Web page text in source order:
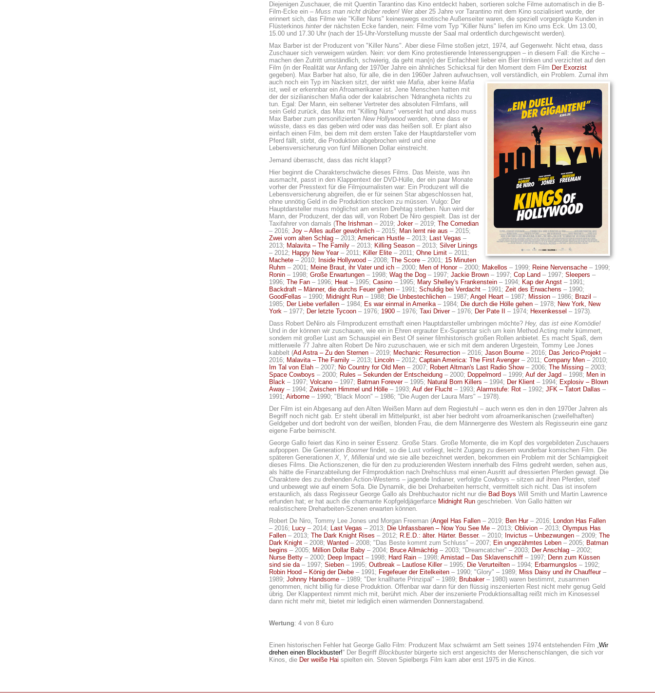
Diejenigen Zuschauer, die mit Quentin Tarantino das Kino entdeckt haben, sortieren solche Filme automatisch in die B-
Film-Ecke ein – Muss man nicht drüber reden! Wer aber 25 Jahre vor Tarantino mit dem Kino sozialisiert wurde, der
erinnert sich, das Filme wie "Killer Nuns" keineswegs exotische Außenseiter waren, die speziell vorgeprägte Kunden in
Flüsterkinos hinterder nächsten Ecke fanden, nein: Filme vom Typ "Killer Nuns" liefen im Kino ums Eck. Um 13.00,
15.00 und 17.30 Uhr (nach der 15-Uhr-Vorstellung musste der Saal mal ordentlich durchgewischt werden).
Max Barber ist der Produzent von "Killer Nuns". Aber diese Filme stoßen jetzt, 1974, auf Gegenwehr. Nicht etwa, dass
Zuschauer sich verweigern würden. Nein: vor dem Kino protestierende Interessengruppen – in diesem Fall: die Kirche –
machen den Zutritt umständlich, schwierig, da geht man(n) der Einfachheit lieber ein Bier trinken und verzichtet auf den
Film (in der Realität war Anfang der 1970er Jahre ein ähnliches Schicksal für den Moment dem Film Der Exorzist
gegeben). Max Barber hat also, für alle, die in den 1960er Jahren aufwuchsen, voll verständlich, ein Problem. Zumal ihm
auch noch ein Typ im Nacken sitzt, der wirkt wie Mafia, aber keine Mafia
ist, weil er erkennbar ein Afroamerikaner ist. Jene Menschen hatten mit
der der sizilianischen Mafia oder der kalabrischen ’Ndrangheta nichts zu
tun. Egal: Der Mann, ein seltener Vertreter des absoluten Filmfans, will
sein Geld zurück, das Max mit "Killing Nuns" versenkt hat und also muss
Max Barber zum personifizierten New Hollywoodwerden, ohne dass er
wüsste, dass es das geben wird oder was das heißen soll. Er plant also
einfach einen Film, bei dem mit dem ersten Take der Hauptdarsteller vom
Pferd fällt, stirbt, die Produktion abgebrochen wird und eine
Lebensversicherung von fünf Millionen Dollar einstreicht.
Jemand überrascht, dass das nicht klappt?
Hier beginnt die Charakterschwäche dieses Films. Das Meiste, was ihn
ausmacht, passt in den Klappentext der DVD-Hülle, der ein paar Monate
vorher der Presstext für die Filmjournalisten war: Ein Produzent will die
Lebensversicherung abgreifen, die er für seinen Star abgeschlossen hat,
ohne unnötig Geld in die Produktion stecken zu müssen. Vulgo: Der
Hauptdarsteller muss möglichst am ersten Drehtag sterben. Nun wird der
Mann, der Produzent, der das will, von Robert De Niro gespielt. Das ist der
Taxifahrer von damals (The Irishman – 2019; Joker– 2019; The Comedian
– 2016; Joy – Alles außer gewöhnlich – 2015; Man lernt nie aus – 2015;
Zwei vom alten Schlag – 2013; American Hustle – 2013; Last Vegas –
2013; Malavita – The Family – 2013; Killing Season – 2013; Silver Linings
– 2012; Happy New Year– 2011; Killer Elite – 2011; Ohne Limit – 2011;
Machete – 2010; Inside Hollywood – 2008; The Score – 2001; 15 Minuten
Ruhm – 2001; Meine Braut, ihr Vater und ich – 2000; Men of Honor– 2000; Makellos – 1999; Reine Nervensache – 1999;
Ronin – 1998; Große Erwartungen – 1998; Wag the Dog – 1997; Jackie Brown – 1997; Cop Land – 1997; Sleepers –
1996; The Fan – 1996; Heat – 1995; Casino – 1995; Mary Shelley's Frankenstein – 1994; Kap der Angst – 1991;
Backdraft – Männer, die durchs Feuer gehen – 1991; Schuldig bei Verdacht – 1991; Zeit des Erwachens – 1990;
GoodFellas – 1990; Midnight Run – 1988; Die Unbestechlichen – 1987; Angel Heart – 1987; Mission – 1986; Brazil –
1985; Der Liebe verfallen – 1984; Es war einmal in Amerika– 1984; Die durch die Hölle gehen – 1978; New York, New
York – 1977; Der letzte Tycoon – 1976; 1900 – 1976; Taxi Driver– 1976; Der Pate II – 1974; Hexenkessel – 1973).
Dass Robert DeNiro als Filmproduzent ernsthaft einen Hauptdarsteller umbringen möchte? Hey, das ist eine Komödie!
Und in der können wir zuschauen, wie ein in Ehren ergrauter Ex-Superstar sich um kein Method Acting mehr kümmert,
sondern mit großer Lust am Schauspiel ein Best Of seiner filmhistorisch großen Rollen anbietet. Es macht Spaß, dem
mittlerweile 77 Jahre alten Robert De Niro zuzuschauen, wie er sich mit dem anderen Urgestein, Tommy Lee Jones
kabbelt (Ad Astra – Zu den Sternen – 2019; Mechanic: Resurrection – 2016; Jason Bourne – 2016; Das Jerico-Projekt –
2016; Malavita – The Family – 2013; Lincoln – 2012; Captain America: The First Avenger– 2011; Company Men – 2010;
Im Tal von Elah – 2007; No Country for Old Men – 2007; Robert Altman's Last Radio Show– 2006; The Missing – 2003;
Space Cowboys – 2000; Rules – Sekunden der Entscheidung – 2000; Doppelmord – 1999; Auf der Jagd – 1998; Men in
Black – 1997; Volcano – 1997; Batman Forever– 1995; Natural Born Killers – 1994; Der Klient – 1994; Explosiv – Blown
Away – 1994; Zwischen Himmel und Hölle – 1993; Auf der Flucht – 1993; Alarmstufe: Rot – 1992; JFK – Tatort Dallas –
1991; Airborne – 1990; "Black Moon" – 1986; "Die Augen der Laura Mars" – 1978).
Der Film ist ein Abgesang auf den Alten Weißen Mann auf dem Regiestuhl – auch wenn es den in den 1970er Jahren als
Begriff noch nicht gab. Er steht überall im Mittelpunkt, ist aber hier bedroht vom afroamerikanischen (zweifelhaften)
Geldgeber und dort bedroht von der weißen, blonden Frau, die dem Männergenre des Western als Regisseurin eine ganz
eigene Farbe beimischt.
George Gallo feiert das Kino in seiner Essenz. Große Stars. Große Momente, die im Kopf des vorgebildeten Zuschauers
aufpoppen. Die Generation Boomerfindet, so die Lust vorliegt, leicht Zugang zu diesem wunderbar komischen Film. Die
späteren Generationen X, Y, Millenial und wie sie alle bezeichnet werden, bekommen ein Problem mit der Schlampigkeit
dieses Films. Die Actionszenen, die für den zu produzierenden Western innerhalb des Films gedreht werden, sehen aus,
als hätte die Finanzabteilung der Filmproduktion nach Drehschluss mal einen Ausritt auf dressierten Pferden gewagt. Die
Charaktere des zu drehenden Action-Westerns – jagende Indianer, verfolgte Cowboys – sitzen auf ihren Pferden, steif
und unbewegt wie auf einem Sofa. Die Dynamik, die bei Dreharbeiten herrscht, vermittelt sich nicht. Das ist insofern
erstaunlich, als dass Regisseur George Gallo als Drehbuchautor nicht nur die Bad Boys Will Smith und Martin Lawrence
erfunden hat; er hat auch die charmante Kopfgeldjägerfarce Midnight Run geschrieben. Von Gallo hätten wir
realistischere Dreharbeiten-Szenen erwarten können.
Robert De Niro, Tommy Lee Jones und Morgan Freeman (Angel Has Fallen – 2019; Ben Hur– 2016; London Has Fallen
– 2016; Lucy – 2014; Last Vegas – 2013; Die Unfassbaren – Now You See Me – 2013; Oblivion – 2013; Olympus Has
Fallen – 2013; The Dark Knight Rises – 2012; R.E.D.: älter. Härter. Besser. – 2010; Invictus – Unbezwungen – 2009; The
Dark Knight – 2008; Wanted – 2008; "Das Beste kommt zum Schluss" – 2007; Ein ungezähmtes Leben – 2005; Batman
begins – 2005; Million Dollar Baby – 2004; Bruce Allmächtig – 2003; "Dreamcatcher" – 2003; Der Anschlag – 2002;
Nurse Betty – 2000; Deep Impact – 1998; Hard Rain – 1998; Amistad – Das Sklavenschiff – 1997; Denn zum Küssen
sind sie da– 1997; Sieben – 1995; Outbreak – Lautlose Killer– 1995; Die Verurteilten – 1994; Erbarmungslos – 1992;
Robin Hood – König der Diebe – 1991; Fegefeuer der Eitelkeiten – 1990; "Glory" – 1989; Miss Daisy und ihr Chauffeur–
1989; Johnny Handsome – 1989; "Der knallharte Prinzipal" – 1989; Brubaker– 1980) waren bestimmt, zusammen
genommen, nicht billig für diese Produktion. Offenbar war dann für den flüssig inszenierten Rest nicht mehr genug Geld
übrig. Der Klappentext nimmt mich mit, berührt mich. Aber der inszenierte Produktionsalltag reißt mich im Kinosessel
dann nicht mehr mit, bietet mir lediglich einen wärmenden Donnerstagabend.
Wertung: 4 von 8 €uro
Einen historischen Fehler hat George Gallo Film: Produzent Max schwärmt am Sett seines 1974 entstehenden Film „Wir
drehen einen Blockbuster!“ Der Begriff Blockbusterbürgerte sich erst angesichts der Menschenschlangen, die sich vor
Kinos, die Der weiße Hai spielten ein. Steven Spielbergs Film kam aber erst 1975 in die Kinos.